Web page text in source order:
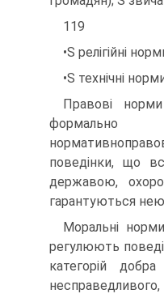
119
•S релігійні
•S технічні
Правові
поведінки, що
державою,
гарантуються
Моральні
регулюють
категорій